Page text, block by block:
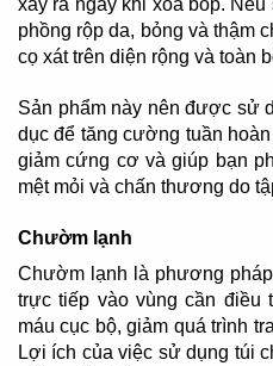
xảy ra ngay khi xoa bóp.
phồng rộp da, bỏng và thậm
cọ xát trên diện rộng và toàn
Sản phẩm này nên được sử
dục để tăng cường tuần
giảm cứng cơ và giúp bạn
mệt mỏi và chấn thương do
Chườm lạnh
Chườm lạnh là phương
trực tiếp vào vùng cần điều
máu cục bộ, giảm quá trình
Lợi ích của việc sử dụng túi